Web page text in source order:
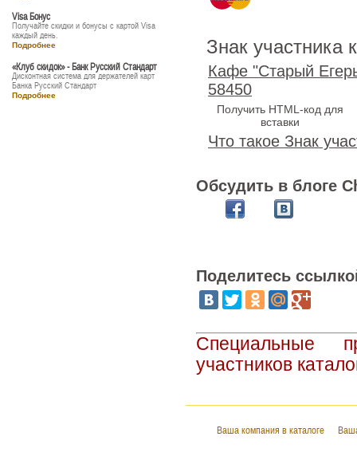
Visa Бонус
Получайте скидки и бонусы с картой Visa
каждый день.
Подробнее
«Клуб скидок» - Банк Русский Стандарт
Дисконтная система для держателей карт
Банка Русский Стандарт
Подробнее
Знак участника
Кафе "Старый
58450
Получить HTML-код для
вставки
Что такое Знак
Обсудить в блоге
Поделитесь
Специальные
участников
Ваша компания в каталоге